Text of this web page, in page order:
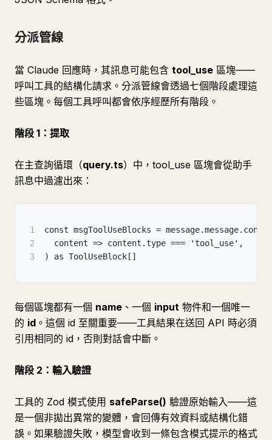
分派管線
當 Claude 回應時，其訊息可能包含 tool_use 區塊——
呼叫工具的結構化請求。分派管線會透過七個階段處理這
些區塊。每個工具呼叫都會依序經歷所有階段。
階段 1：提取
在主查詢循環（query.ts）中，tool_use 區塊會從助手
訊息中過濾出來：
1
const msgToolUseBlocks =
2
  content => content.type === 'tool_use',
3
) as ToolUseBlock[]
每個區塊都有一個 name 、一個 input 物件和一個唯一
的 id 。這個 id 至關重要——工具結果在送回 API 時必須
引用相同的 id，否則對話會中斷。
階段 2：輸入驗證
工具的 Zod 模式使用 safeParse() 驗證原始輸入——這
是一個非拋出異常的變體，會回傳有效資料或結構化錯
誤。如果驗證失敗，模型會收到一條包含模式提示的格式